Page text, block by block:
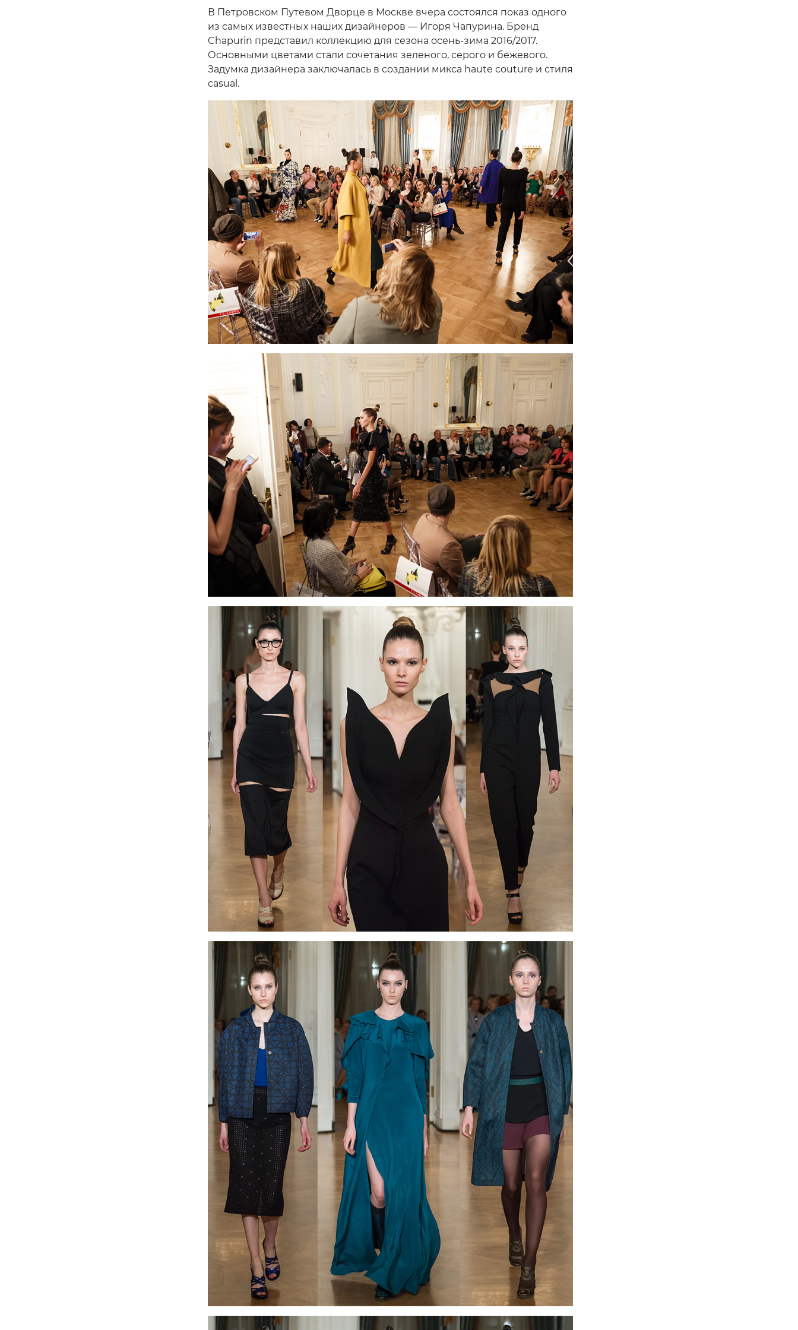
В Петровском Путевом Дворце в Москве вчера состоялся показ одного
из самых известных наших дизайнеров — Игоря Чапурина. Бренд
Chapurin представил коллекцию для сезона осень-зима 2016/2017.
Основными цветами стали сочетания зеленого, серого и бежевого.
Задумка дизайнера заключалась в создании микса haute couture и стиля
casual.